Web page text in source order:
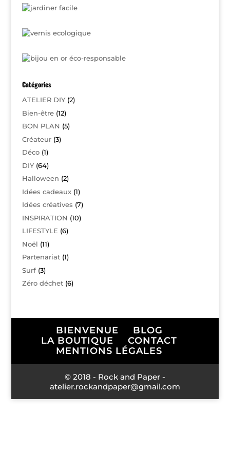
Catégories
ATELIER DIY(2)
Bien-être(12)
BON PLAN (5)
Créateur(3)
Déco(1)
DIY(64)
Halloween (2)
Idées cadeaux(1)
Idées créatives (7)
INSPIRATION (10)
LIFESTYLE (6)
Noël (11)
Partenariat(1)
Surf(3)
Zéro déchet(6)
BIENVENUE
BLOG
LA BOUTIQUE
CONTACT
MENTIONS LÉGALES
© 2018 - Rock and Paper -
atelier.rockandpaper@gmail.com